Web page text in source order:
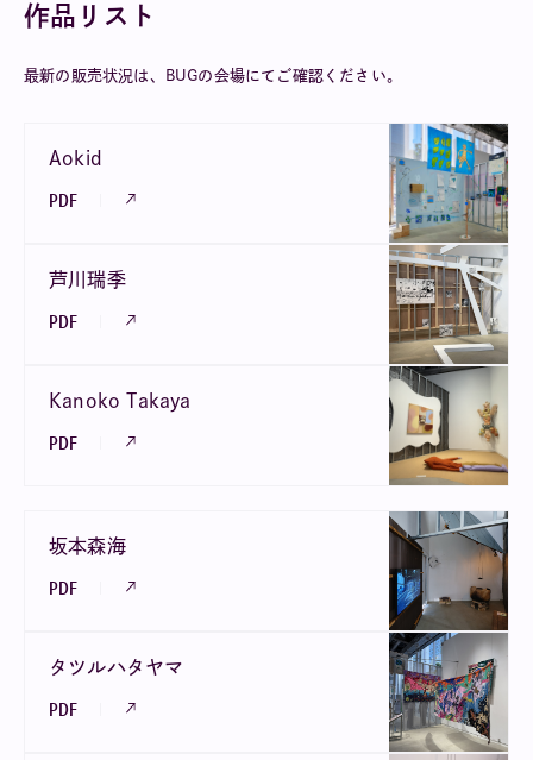
作品リスト
最新の販売状況は、BUGの会場にてご確認ください。
Aokid
PDF
芦川瑞季
PDF
Kanoko Takaya
PDF
坂本森海
PDF
タツルハタヤマ
PDF